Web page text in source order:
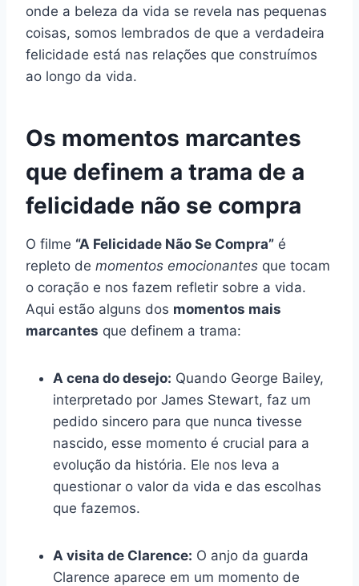
onde a beleza da vida se revela nas pequenas
coisas, somos lembrados de que a verdadeira
felicidade está nas relações que construímos
ao longo da vida.
Os momentos marcantes
que definem a trama de a
felicidade não se compra
O filme “A Felicidade Não Se Compra” é
repleto de momentos emocionantes que tocam
o coração e nos fazem refletir sobre a vida.
Aqui estão alguns dos momentos mais
marcantes que definem a trama:
A cena do desejo: Quando George Bailey,
interpretado por James Stewart, faz um
pedido sincero para que nunca tivesse
nascido, esse momento é crucial para a
evolução da história. Ele nos leva a
questionar o valor da vida e das escolhas
que fazemos.
A visita de Clarence: O anjo da guarda
Clarence aparece em um momento de